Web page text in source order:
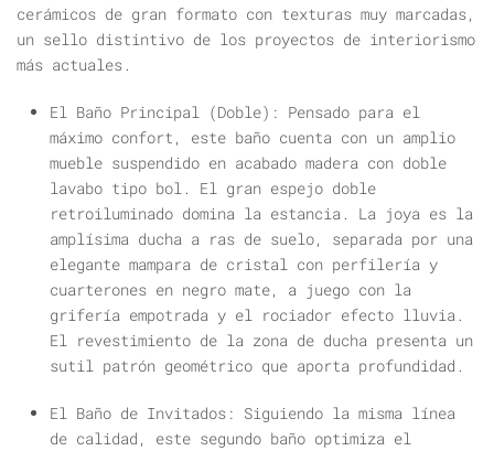
cerámicos de gran formato con texturas muy marcadas,
un sello distintivo de los proyectos de interiorismo
más actuales.
El Baño Principal (Doble): Pensado para el
máximo confort, este baño cuenta con un amplio
mueble suspendido en acabado madera con doble
lavabo tipo bol. El gran espejo doble
retroiluminado domina la estancia. La joya es la
amplísima ducha a ras de suelo, separada por una
elegante mampara de cristal con perfilería y
cuarterones en negro mate, a juego con la
grifería empotrada y el rociador efecto lluvia.
El revestimiento de la zona de ducha presenta un
sutil patrón geométrico que aporta profundidad.
El Baño de Invitados: Siguiendo la misma línea
de calidad, este segundo baño optimiza el